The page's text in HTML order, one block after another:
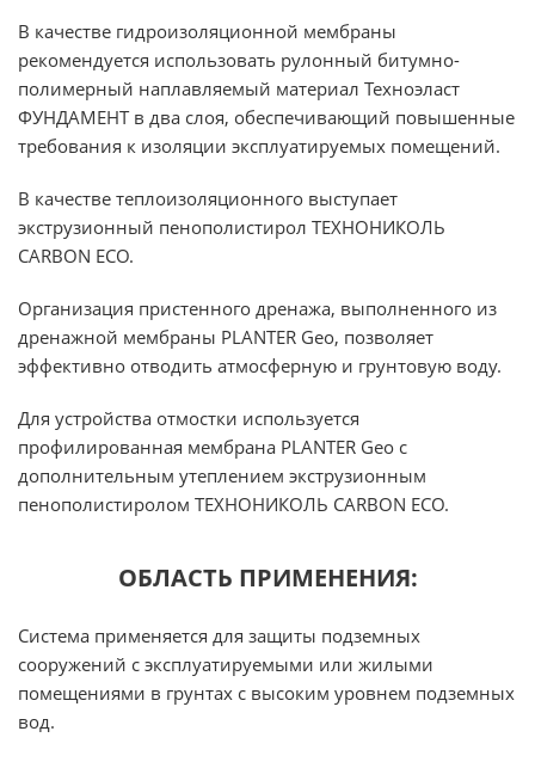
В качестве гидроизоляционной мембраны
рекомендуется использовать рулонный битумно-
полимерный наплавляемый материал Техноэласт
ФУНДАМЕНТ в два слоя, обеспечивающий повышенные
требования к изоляции эксплуатируемых помещений.
В качестве теплоизоляционного выступает
экструзионный пенополистирол ТЕХНОНИКОЛЬ
CARBON ECO.
Организация пристенного дренажа, выполненного из
дренажной мембраны PLANTER Geo, позволяет
эффективно отводить атмосферную и грунтовую воду.
Для устройства отмостки используется
профилированная мембрана PLANTER Geo с
дополнительным утеплением экструзионным
пенополистиролом ТЕХНОНИКОЛЬ CARBON ECO.
ОБЛАСТЬ ПРИМЕНЕНИЯ:
Система применяется для защиты подземных
сооружений с эксплуатируемыми или жилыми
помещениями в грунтах с высоким уровнем подземных
вод.